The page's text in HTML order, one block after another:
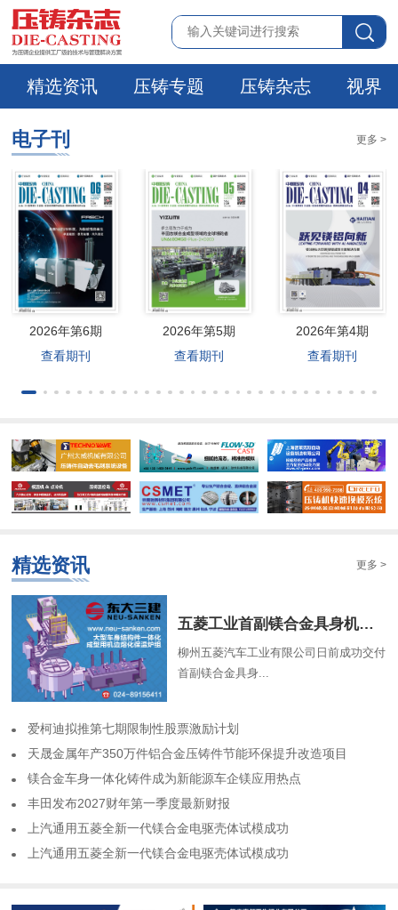
精选资讯 压铸专题 压铸杂志 视界
电子刊 更多 >
2026年第6期
查看期刊
2026年第5期
查看期刊
2026年第4期
查看期刊
精选资讯 更多 >
​五菱工业首副镁合金具身机器人骨架成功交付
柳州五菱汽车工业有限公司日前成功交付
首副镁合金具身...
​爱柯迪拟推第七期限制性股票激励计划
​天晟金属年产350万件铝合金压铸件节能环保提升改造项目
​镁合金车身一体化铸件成为新能源车企镁应用热点
​丰田发布2027财年第一季度最新财报
​上汽通用五菱全新一代镁合金电驱壳体试模成功
​上汽通用五菱全新一代镁合金电驱壳体试模成功